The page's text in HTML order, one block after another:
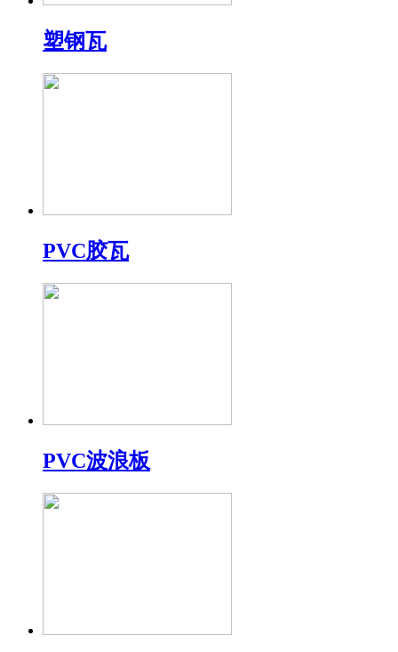
塑钢瓦
PVC胶瓦
PVC波浪板